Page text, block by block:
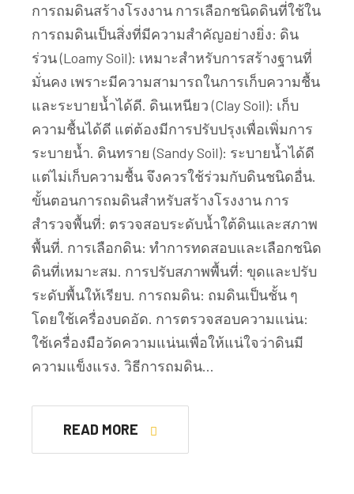
การถมดินสร้างโรงงาน การเลือกชนิดดินที่ใช้ใน
การถมดินเป็นสิ่งที่มีความสำคัญอย่างยิ่ง: ดิน
ร่วน (Loamy Soil): เหมาะสำหรับการสร้างฐานที่
มั่นคง เพราะมีความสามารถในการเก็บความชื้น
และระบายน้ำได้ดี. ดินเหนียว (Clay Soil): เก็บ
ความชื้นได้ดี แต่ต้องมีการปรับปรุงเพื่อเพิ่มการ
ระบายน้ำ. ดินทราย (Sandy Soil): ระบายน้ำได้ดี
แต่ไม่เก็บความชื้น จึงควรใช้ร่วมกับดินชนิดอื่น.
ขั้นตอนการถมดินสำหรับสร้างโรงงาน การ
สำรวจพื้นที่: ตรวจสอบระดับน้ำใต้ดินและสภาพ
พื้นที่. การเลือกดิน: ทำการทดสอบและเลือกชนิด
ดินที่เหมาะสม. การปรับสภาพพื้นที่: ขุดและปรับ
ระดับพื้นให้เรียบ. การถมดิน: ถมดินเป็นชั้น ๆ
โดยใช้เครื่องบดอัด. การตรวจสอบความแน่น:
ใช้เครื่องมือวัดความแน่นเพื่อให้แน่ใจว่าดินมี
ความแข็งแรง. วิธีการถมดิน…
READ MORE